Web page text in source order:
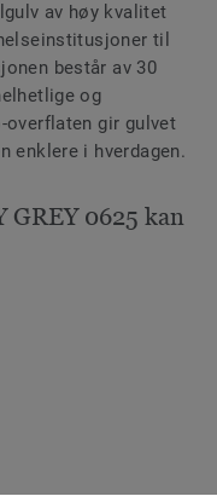
av høy kvalitet
til
består av 30
og
overflaten gir gulvet
enklere i hverdagen.
GREY 0625 kan